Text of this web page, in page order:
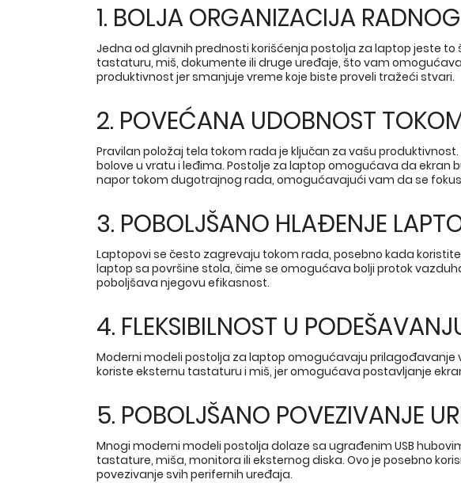
1. BOLJA ORGANIZACIJA
Jedna od glavnih prednosti korišćenja postolja za laptop jeste
tastaturu, miš, dokumente ili druge uređaje, što vam
produktivnost jer smanjuje vreme koje biste proveli tražeći stvari.
2. POVEĆANA UDOBNOST
Pravilan položaj tela tokom rada je ključan za vašu
bolove u vratu i leđima. Postolje za laptop omogućava da ekran
napor tokom dugotrajnog rada, omogućavajući vam da se
3. POBOLJŠANO HLAĐENJE
Laptopovi se često zagrevaju tokom rada, posebno kada
laptop sa površine stola, čime se omogućava bolji protok
poboljšava njegovu efikasnost.
4. FLEKSIBILNOST U
Moderni modeli postolja za laptop omogućavaju prilagođavanje
koriste eksternu tastaturu i miš, jer omogućava postavljanje
5. POBOLJŠANO POVEZIVANJE
Mnogi moderni modeli postolja dolaze sa ugrađenim USB
tastature, miša, monitora ili eksternog diska. Ovo je posebno
povezivanje svih perifernih uređaja.